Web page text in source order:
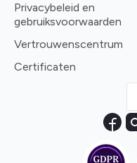
Privacybeleid en
gebruiksvoorwaarden
Vertrouwenscentrum
Certificaten